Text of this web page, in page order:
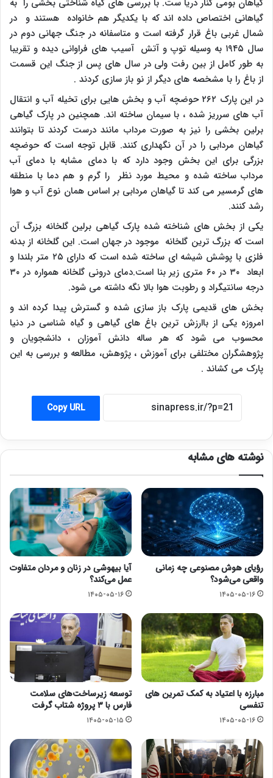
گیاهانی اختصاص داده اند که با یکدیگر هم خانواده هستند و در
شمال غربی باغ قرار گرفته است و متاسفانه در جنگ جهانی دوم در
سال ۱۹۴۵ به وسیله توپ و آتش آسیب های فراوانی دیده و تقریبا
به طور کامل از بین رفت ولی در سال های پس از جنگ این قسمت
از باغ را با مشخصه های دیگر از نو باز سازی کردند .
در این پارک ۲۶۲ حوضچه آب و بخش هایی برای تخیله آب و انتقال
آب های سرریز شده ، با سیمان ساخته اند. همچنین در پارک گیاهی
برلین بخشی را نیز به صورت مرداب مانند درست کردند تا بتوانند
گیاهان مردابی را در آن نگهداری کنند. قابل توجه است که حوضچه
بزرگی برای این بخش وجود دارد که با دمای مشابه با دمای آب
مرداب ساخته شده و محیط مورد نظر را گرم و هم دما با منطقه
های گرمسیر می کند تا گیاهان مردابی بر اساس همان نوع آب و هوا
رشد کنند.
یکی از بخش های شناخته شده پارک گیاهی برلین گلخانه بزرگ آن
است که بزرگ ترین گلخانه موجود در جهان است. این گلخانه از بدنه
فلزی با پوشش شیشه ای ساخته شده است که دارای ۲۵ متر بلندا و
ابعاد ۳۰ در ۶۰ متری زیر بنا است.دمای درونی گلخانه همواره در ۳۰
درجه سانتیگراد و رطوبت هوا بالا نگه داشته می شود.
بخش های قدیمی پارک باز سازی شده و گسترش پیدا کرده اند و
امروزه یکی از باارزش ترین باغ های گیاهی و گیاه شناسی در دنیا
محسوب می شود که هر ساله دانش آموزان ، دانشجویان و
پژوهشگران مختلفی برای آموزش ، پژوهش، مطالعه و بررسی به این
پارک می کشاند .
Copy URL
نوشته های مشابه
رؤیای هوش مصنوعی چه زمانی
واقعی می‌شود؟
۱۴۰۵-۰۵-۱۶
آیا بیهوشی در زنان و مردان متفاوت
عمل می‌کند؟
۱۴۰۵-۰۵-۱۶
مبارزه با اعتیاد به کمک تمرین های
تنفسی
۱۴۰۵-۰۵-۱۶
توسعه زیرساخت‌های سلامت
فارس با ۳ پروژه شتاب گرفت
۱۴۰۵-۰۵-۱۵